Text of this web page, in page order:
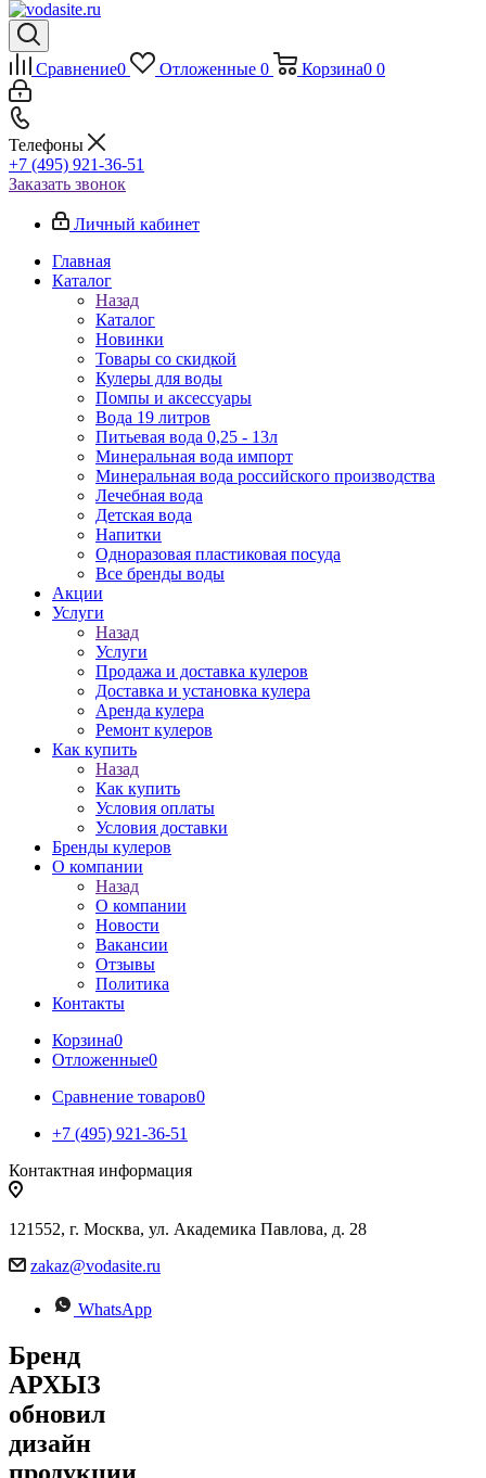
Сравнение0 Отложенные 0 Корзина0 0
Телефоны
+7 (495) 921-36-51
Заказать звонок
Личный кабинет
Главная
Каталог
Назад
Каталог
Новинки
Товары со скидкой
Кулеры для воды
Помпы и аксессуары
Вода 19 литров
Питьевая вода 0,25 - 13л
Минеральная вода импорт
Минеральная вода российского производства
Лечебная вода
Детская вода
Напитки
Одноразовая пластиковая посуда
Все бренды воды
Акции
Услуги
Назад
Услуги
Продажа и доставка кулеров
Доставка и установка кулера
Аренда кулера
Ремонт кулеров
Как купить
Назад
Как купить
Условия оплаты
Условия доставки
Бренды кулеров
О компании
Назад
О компании
Новости
Вакансии
Отзывы
Политика
Контакты
Корзина0
Отложенные0
Сравнение товаров0
+7 (495) 921-36-51
Контактная информация
121552, г. Москва, ул. Академика Павлова, д. 28
zakaz@vodasite.ru
WhatsApp
Бренд
АРХЫЗ
обновил
дизайн